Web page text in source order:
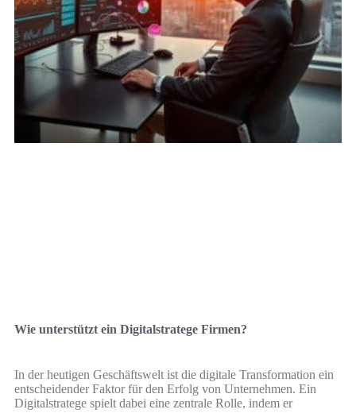
Wie unterstützt ein Digitalstratege Firmen?
In der heutigen Geschäftswelt ist die digitale Transformation ein
entscheidender Faktor für den Erfolg von Unternehmen. Ein
Digitalstratege spielt dabei eine zentrale Rolle, indem er